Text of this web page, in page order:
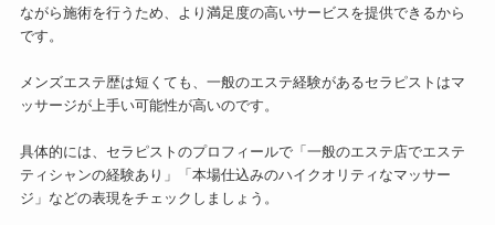
ながら施術を行うため、より満足度の高いサービスを提供できるから
です。
メンズエステ歴は短くても、一般のエステ経験があるセラピストはマ
ッサージが上手い可能性が高いのです。
具体的には、セラピストのプロフィールで「一般のエステ店でエステ
ティシャンの経験あり」「本場仕込みのハイクオリティなマッサー
ジ」などの表現をチェックしましょう。